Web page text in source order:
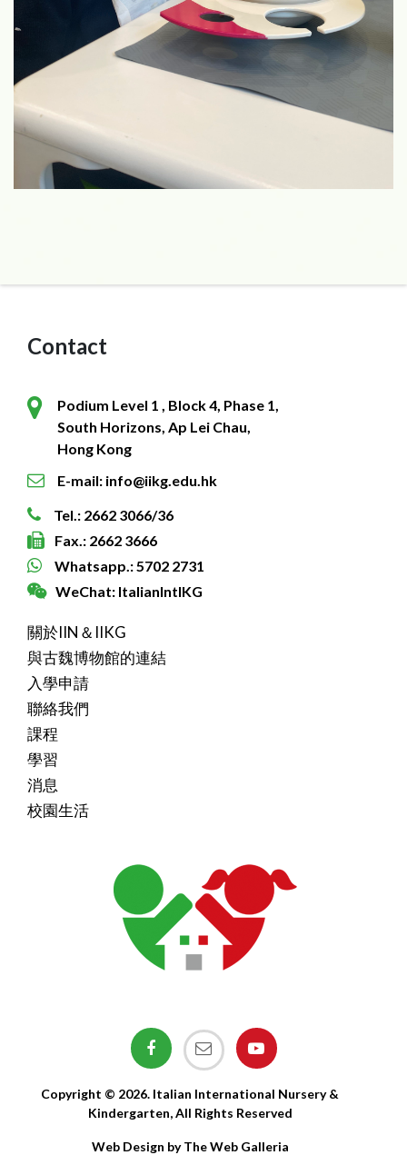
Contact
Podium Level 1 , Block 4, Phase 1,
South Horizons, Ap Lei Chau,
Hong Kong
E-mail: info@iikg.edu.hk
Tel.: 2662 3066/36
Fax.: 2662 3666
Whatsapp.: 5702 2731
WeChat: ItalianIntlKG
關於IIN＆IIKG
與古魏博物館的連結
入學申請
聯絡我們
課程
學習
消息
校園生活
Copyright © 2026. Italian International Nursery &
Kindergarten, All Rights Reserved
Web Design by The Web Galleria